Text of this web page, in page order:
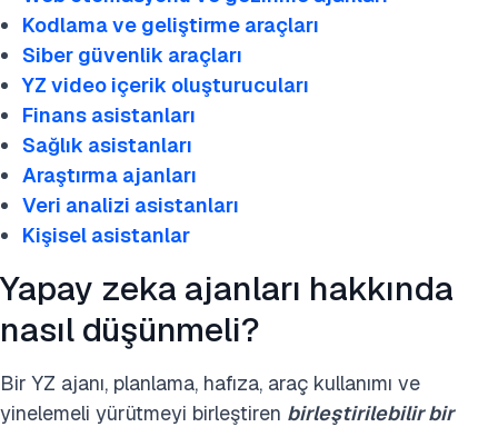
Kodlama ve geliştirme araçları
Siber güvenlik araçları
YZ video içerik oluşturucuları
Finans asistanları
Sağlık asistanları
Araştırma ajanları
Veri analizi asistanları
Kişisel asistanlar
Yapay zeka ajanları hakkında
nasıl düşünmeli?
Bir YZ ajanı, planlama, hafıza, araç kullanımı ve
yinelemeli yürütmeyi birleştiren birleştirilebilir bir
Yapay zeka ajan sistemleri oluşturma
Gerçek dünya yapay zeka ajanı projeleri
Daha fazla bilgi
Bu araştırmayı kaynak gösterin